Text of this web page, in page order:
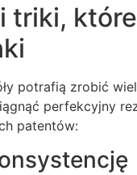
które
potrafią zrobić
perfekcyjny
patentów: